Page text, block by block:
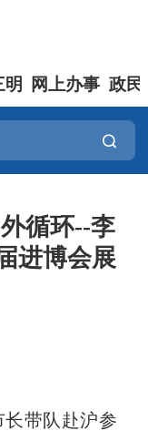
明 网上办事 政民
循环--李
进博会展
长带队赴沪参